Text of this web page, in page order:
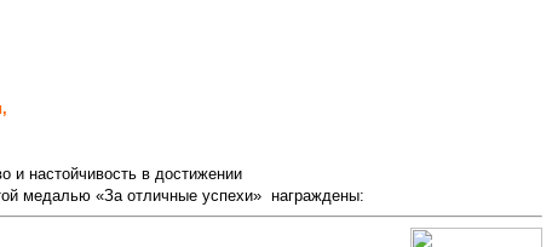
настойчивость в достижении
медалью «За отличные успехи» награждены: